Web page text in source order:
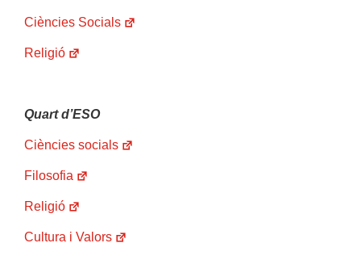
Ciències Socials
Religió
Quart d’ESO
Ciències socials
Filosofia
Religió
Cultura i Valors